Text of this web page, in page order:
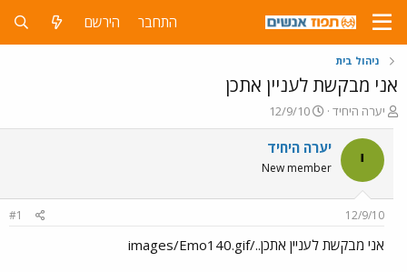
התחבר הירשם
ניהול בית
אני מבקשת לעניין אתכן
פ
ו
ת
ח
ה
ו
ש
א
יערה היחיד
פ
ו
ר
ם
ר
12/9/10
י יערה היחיד
New member
12/9/10
#1
אני מבקשת לעניין אתכן../images/Emo140.gif